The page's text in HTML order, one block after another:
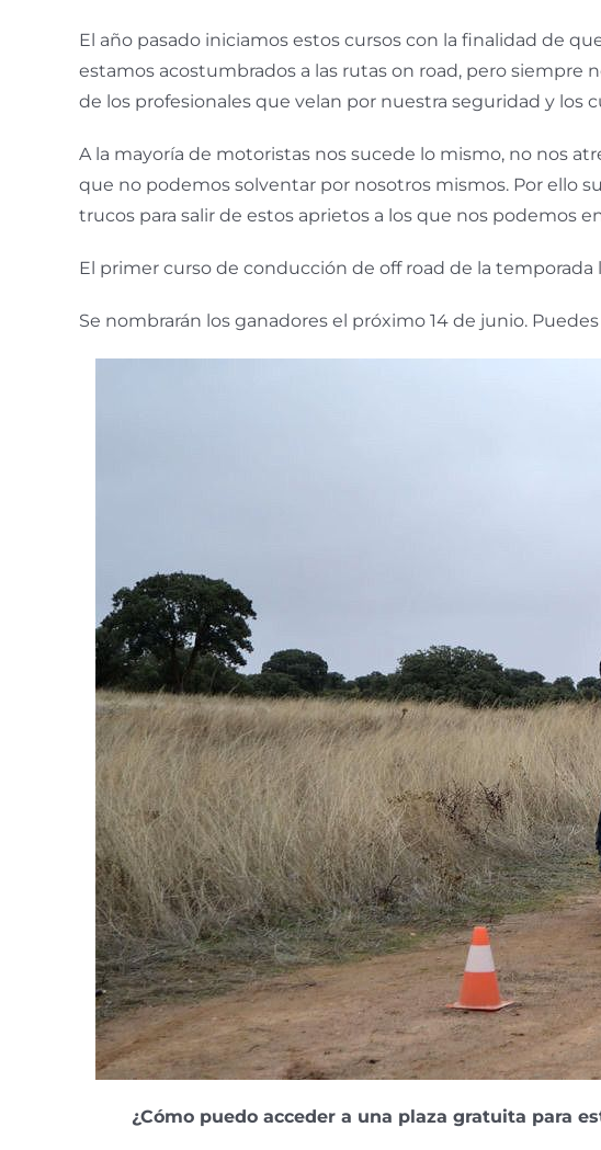
El año pasado iniciamos estos cursos con la finalidad de
estamos acostumbrados a las rutas on road, pero siempre
de los profesionales que velan por nuestra seguridad y los
A la mayoría de motoristas nos sucede lo mismo, no nos
que no podemos solventar por nosotros mismos. Por ello
trucos para salir de estos aprietos a los que nos podemos
El primer curso de conducción de off road de la
Se nombrarán los ganadores el próximo 14 de junio.
¿Cómo puedo acceder a una plaza gratuita para